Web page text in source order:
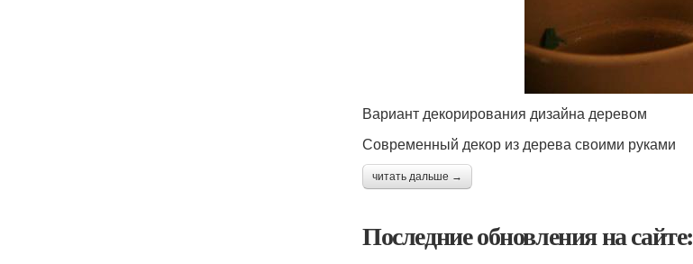
Вариант декорирования дизайна деревом
Современный декор из дерева своими руками
читать дальше →
Последние обновления на сайте: